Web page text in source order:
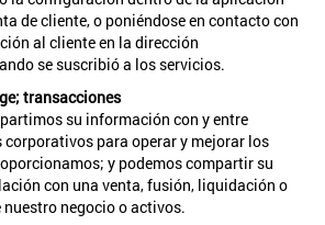
de cliente, o poniéndose en contacto con
al cliente en la dirección
se suscribió a los servicios.
transacciones
su información con y entre
para operar y mejorar los
y podemos compartir su
con una venta, fusión, liquidación o
negocio o activos.